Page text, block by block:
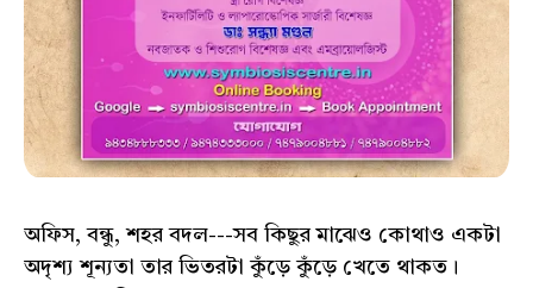
অফিস, বন্ধু, শহর বদল---সব কিছুর মাঝেও কোথাও একটা
অদৃশ্য শূন্যতা তার ভিতরটা কুঁড়ে কুঁড়ে খেতে থাকত।